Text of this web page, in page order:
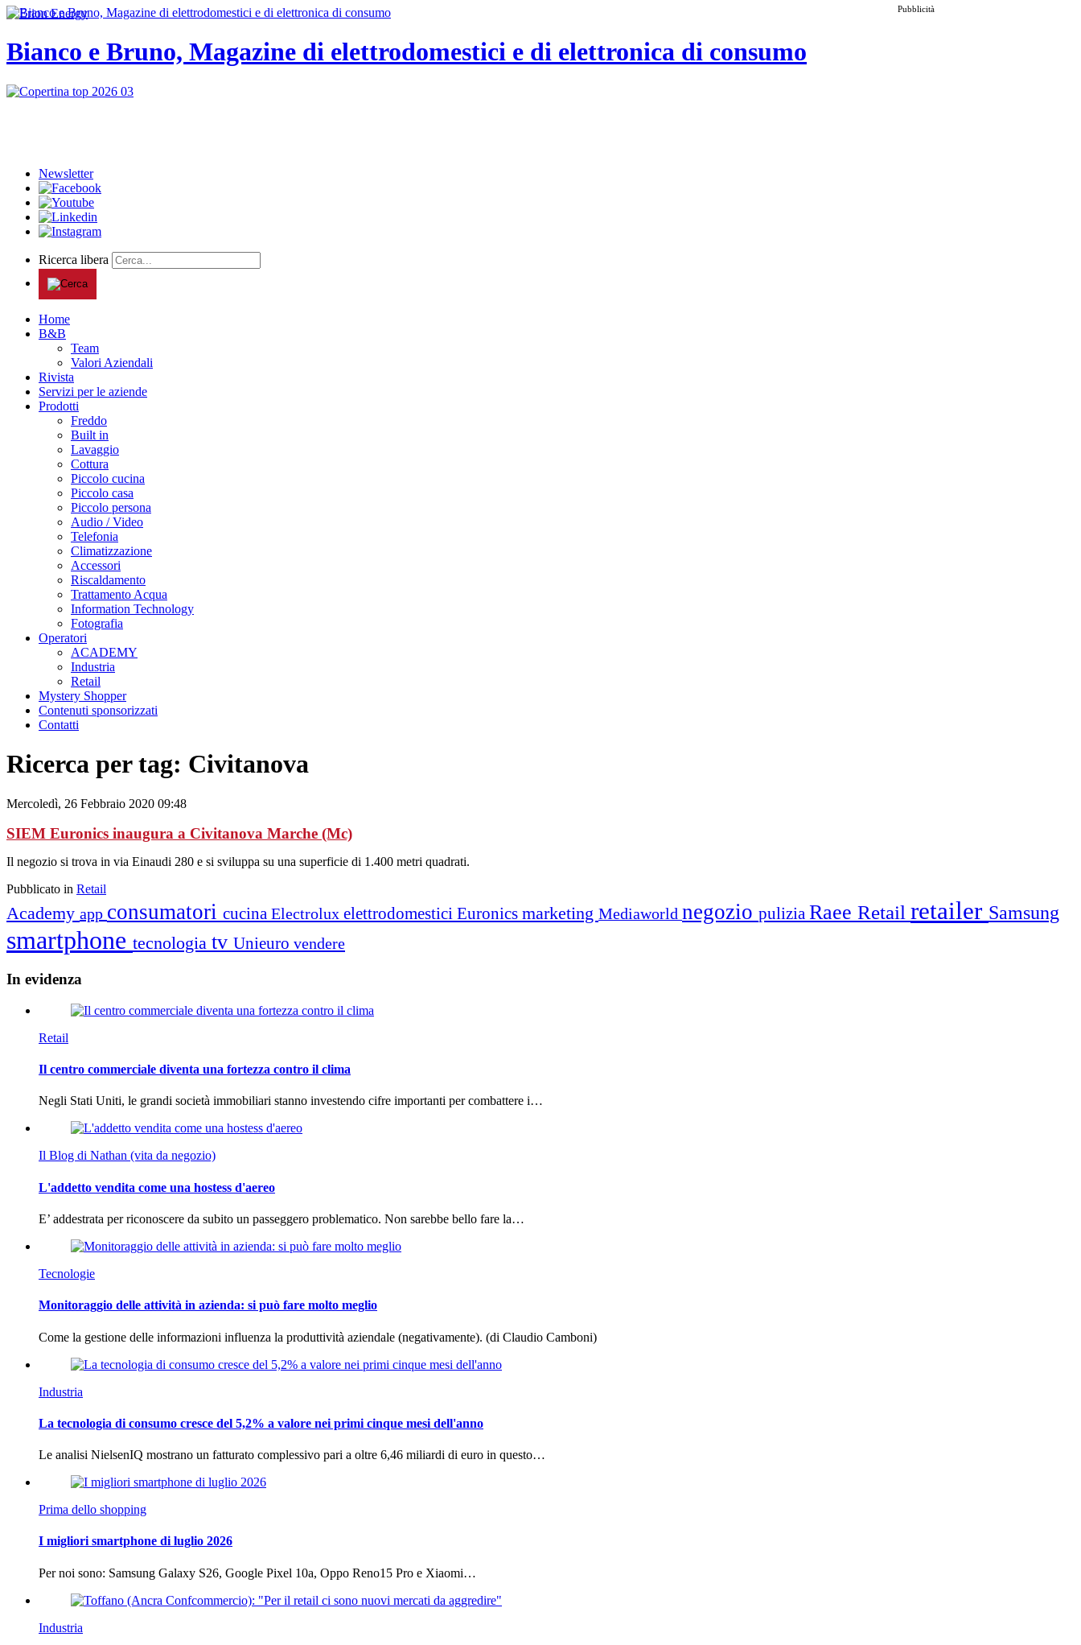
Pubblicità
Bianco e Bruno, Magazine di elettrodomestici e di elettronica di consumo
Newsletter
Ricerca libera
Home
B&B
Team
Valori Aziendali
Rivista
Servizi per le aziende
Prodotti
Freddo
Built in
Lavaggio
Cottura
Piccolo cucina
Piccolo casa
Piccolo persona
Audio / Video
Telefonia
Climatizzazione
Accessori
Riscaldamento
Trattamento Acqua
Information Technology
Fotografia
Operatori
ACADEMY
Industria
Retail
Mystery Shopper
Contenuti sponsorizzati
Contatti
Ricerca per tag: Civitanova
Mercoledì, 26 Febbraio 2020 09:48
SIEM Euronics inaugura a Civitanova Marche (Mc)
Il negozio si trova in via Einaudi 280 e si sviluppa su una superficie di 1.400 metri quadrati.
Pubblicato in Retail
Academy app consumatori cucina Electrolux elettrodomestici Euronics marketing Mediaworld negozio pulizia Raee Retail retailer Samsung
smartphone tecnologia tv Unieuro vendere
In evidenza
Retail
Il centro commerciale diventa una fortezza contro il clima
Negli Stati Uniti, le grandi società immobiliari stanno investendo cifre importanti per combattere i…
Il Blog di Nathan (vita da negozio)
L'addetto vendita come una hostess d'aereo
E’ addestrata per riconoscere da subito un passeggero problematico. Non sarebbe bello fare la…
Tecnologie
Monitoraggio delle attività in azienda: si può fare molto meglio
Come la gestione delle informazioni influenza la produttività aziendale (negativamente). (di Claudio Camboni)
Industria
La tecnologia di consumo cresce del 5,2% a valore nei primi cinque mesi dell'anno
Le analisi NielsenIQ mostrano un fatturato complessivo pari a oltre 6,46 miliardi di euro in questo…
Prima dello shopping
I migliori smartphone di luglio 2026
Per noi sono: Samsung Galaxy S26, Google Pixel 10a, Oppo Reno15 Pro e Xiaomi…
Industria